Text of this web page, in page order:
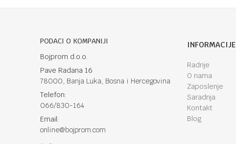
PODACI O KOMPANIJI
Bojprom d.o.o.
Pave Radana 16
78000, Banja Luka, Bosna i Hercegovina
Telefon:
066/830-164
Email:
online@bojprom.com
INFORMACIJE
Radnje
O nama
Zaposlenje
Saradnja
Kontakt
Blog